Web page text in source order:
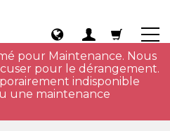
pour Maintenance. Nous
pour le dérangement.
indisponible
une maintenance